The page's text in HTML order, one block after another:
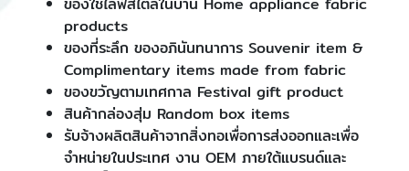
products
ของที่ระลึก ของอภินันทนาการ Souvenir item &
Complimentary items made from fabric
ของขวัญตามเทศกาล Festival gift product
สินค้ากล่องสุ่ม Random box items
รับจ้างผลิตสินค้าจากสิ่งทอเพื่อการส่งออกและเพื่อ
จำหน่ายในประเทศ งาน OEM ภายใต้แบรนด์และ